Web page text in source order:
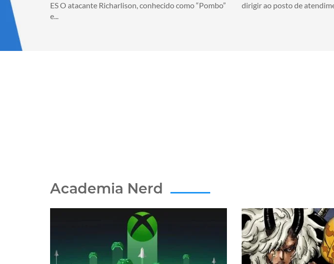
ES O atacante Richarlison, conhecido como “Pombo”
e...
dirigir ao posto de
Academia Nerd